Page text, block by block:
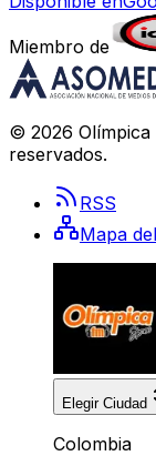
Miembro de
© 2026 Olímpica
reservados.
RSS
Mapa
Elegir Ciudad
Colombia